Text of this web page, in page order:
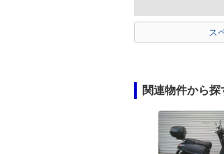
ス
関連物件から探